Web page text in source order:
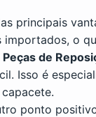
principais
importados, o
de
Isso é
ponto